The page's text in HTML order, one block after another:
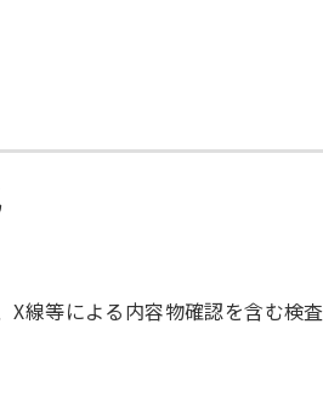
線等による内容物確認を含む